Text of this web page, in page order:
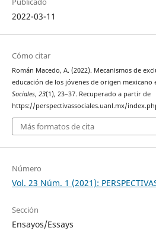
2022-03-11
Cómo citar
Román Macedo, A. (2022). Mecanismos de
educación de los jóvenes de origen mexicano
Sociales, 23(1), 23–37. Recuperado a partir de
https://perspectivassociales.uanl.mx/
Más formatos de cita
Número
Vol. 23 Núm. 1 (2021):
Sección
Ensayos/Essays